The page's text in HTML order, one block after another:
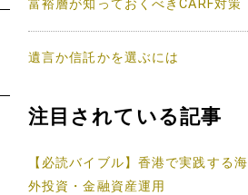
富裕層が知っておくべきCARF対策
遺言か信託かを選ぶには
注目されている記事
【必読バイブル】香港で実践する海
外投資・金融資産運用